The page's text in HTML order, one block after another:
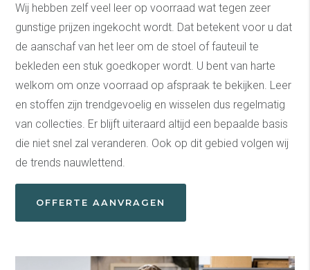
Wij hebben zelf veel leer op voorraad wat tegen zeer
gunstige prijzen ingekocht wordt. Dat betekent voor u dat
de aanschaf van het leer om de stoel of fauteuil te
bekleden een stuk goedkoper wordt. U bent van harte
welkom om onze voorraad op afspraak te bekijken. Leer
en stoffen zijn trendgevoelig en wisselen dus regelmatig
van collecties. Er blijft uiteraard altijd een bepaalde basis
die niet snel zal veranderen. Ook op dit gebied volgen wij
de trends nauwlettend.
OFFERTE AANVRAGEN